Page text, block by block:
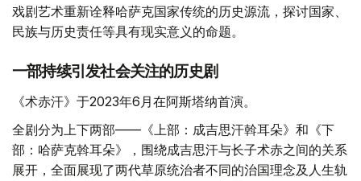
戏剧艺术重新诠释哈萨克国家传统的历史源流，探讨国家、
民族与历史责任等具有现实意义的命题。
一部持续引发社会关注的历史剧
《术赤汗》于2023年6月在阿斯塔纳首演。
全剧分为上下两部——《上部：成吉思汗斡耳朵》和《下
部：哈萨克斡耳朵》，围绕成吉思汗与长子术赤之间的关系
展开，全面展现了两代草原统治者不同的治国理念及人生轨